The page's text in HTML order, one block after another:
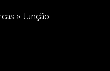
» Junção